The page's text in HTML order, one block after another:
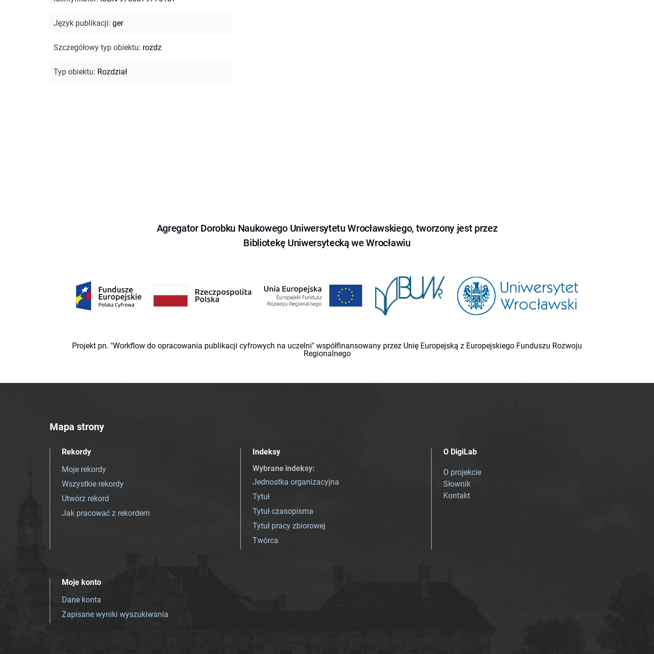
Język publikacji: ger
Szczegółowy typ obiektu: rozdz
Typ obiektu: Rozdział
Agregator Dorobku Naukowego Uniwersytetu Wrocławskiego, tworzony jest przez
Bibliotekę Uniwersytecką we Wrocławiu
Projekt pn. "Workflow do opracowania publikacji cyfrowych na uczelni" współfinansowany przez Unię Europejską z Europejskiego Funduszu Rozwoju
Regionalnego
Mapa strony
Rekordy
Moje rekordy
Wszystkie rekordy
Utwórz rekord
Jak pracować z rekordem
Indeksy
Wybrane indeksy:
Jednostka organizacyjna
Tytuł
Tytuł czasopisma
Tytuł pracy zbiorowej
Twórca
O DigiLab
O projekcie
Słownik
Kontakt
Moje konto
Dane konta
Zapisane wyniki wyszukiwania